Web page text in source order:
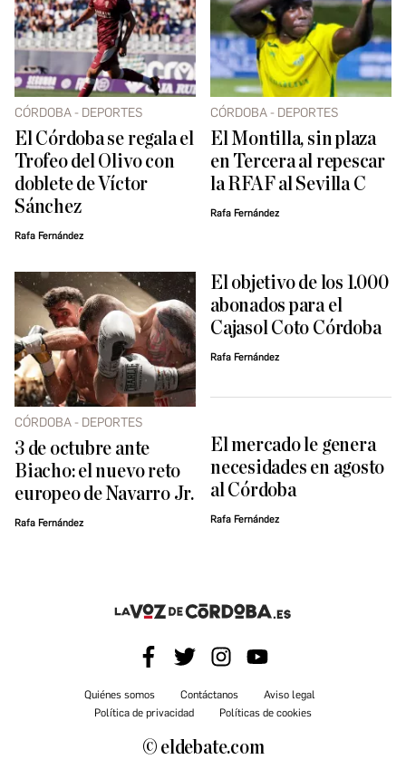
CÓRDOBA - DEPORTES
El Córdoba se regala el
Trofeo del Olivo con
doblete de Víctor
Sánchez
Rafa Fernández
CÓRDOBA - DEPORTES
El Montilla, sin plaza
en Tercera al repescar
la RFAF al Sevilla C
Rafa Fernández
CÓRDOBA - DEPORTES
3 de octubre ante
Biacho: el nuevo reto
europeo de Navarro Jr.
Rafa Fernández
El objetivo de los 1.000
abonados para el
Cajasol Coto Córdoba
Rafa Fernández
El mercado le genera
necesidades en agosto
al Córdoba
Rafa Fernández
Quiénes somos Contáctanos
Aviso legal
Política de privacidad
Políticas de cookies
© eldebate.com